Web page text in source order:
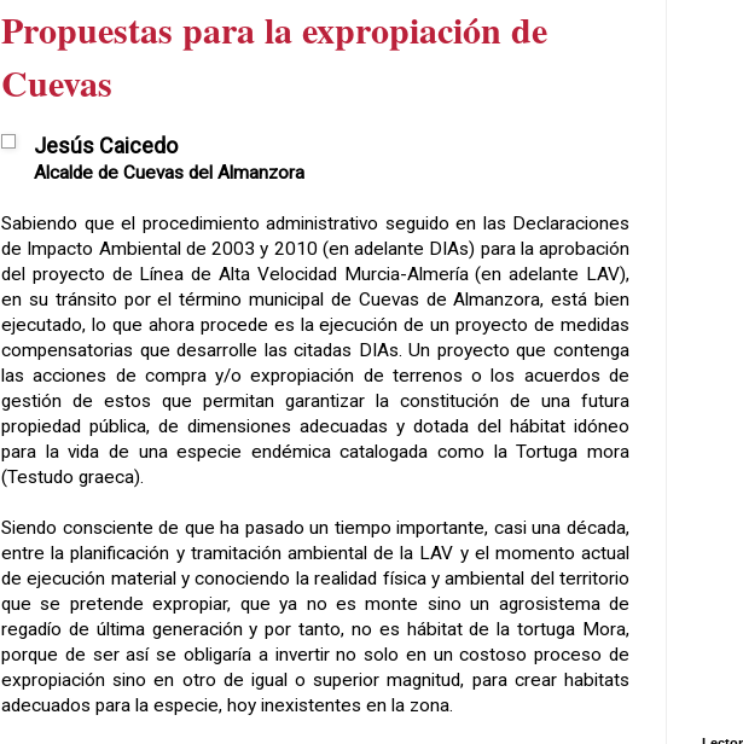
Propuestas para la expropiación de
Cuevas
Jesús Caicedo
Alcalde de Cuevas del Almanzora
Sabiendo que el procedimiento administrativo seguido en las Declaraciones
de Impacto Ambiental de 2003 y 2010 (en adelante DIAs) para la aprobación
del proyecto de Línea de Alta Velocidad Murcia-Almería (en adelante LAV),
en su tránsito por el término municipal de Cuevas de Almanzora, está bien
ejecutado, lo que ahora procede es la ejecución de un proyecto de medidas
compensatorias que desarrolle las citadas DIAs. Un proyecto que contenga
las acciones de compra y/o expropiación de terrenos o los acuerdos de
gestión de estos que permitan garantizar la constitución de una futura
propiedad pública, de dimensiones adecuadas y dotada del hábitat idóneo
para la vida de una especie endémica catalogada como la Tortuga mora
(Testudo graeca).
Siendo consciente de que ha pasado un tiempo importante, casi una década,
entre la planificación y tramitación ambiental de la LAV y el momento actual
de ejecución material y conociendo la realidad física y ambiental del territorio
que se pretende expropiar, que ya no es monte sino un agrosistema de
regadío de última generación y por tanto, no es hábitat de la tortuga Mora,
porque de ser así se obligaría a invertir no solo en un costoso proceso de
expropiación sino en otro de igual o superior magnitud, para crear habitats
adecuados para la especie, hoy inexistentes en la zona.